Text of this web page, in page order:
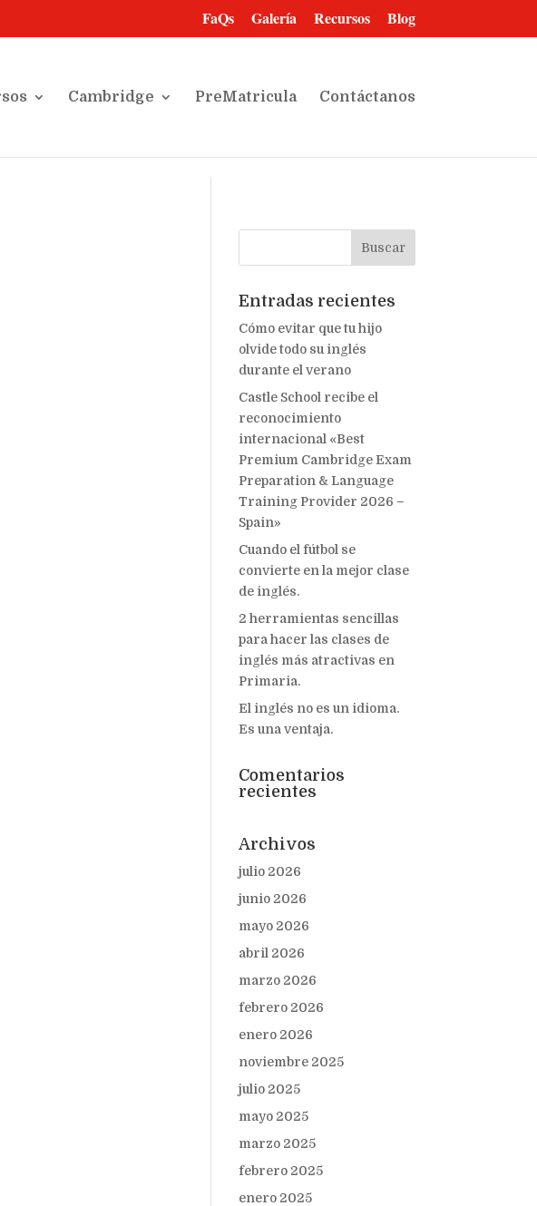
FaQs Galería Recursos Blog
Cambridge PreMatricula Contáctanos
Entradas recientes
Cómo evitar que tu hijo
olvide todo su inglés
durante el verano
Castle School recibe el
reconocimiento
internacional «Best
Premium Cambridge Exam
Preparation & Language
Training Provider 2026 –
Spain»
Cuando el fútbol se
convierte en la mejor clase
de inglés.
2 herramientas sencillas
para hacer las clases de
inglés más atractivas en
Primaria.
El inglés no es un idioma.
Es una ventaja.
Comentarios
recientes
Archivos
julio 2026
junio 2026
mayo 2026
abril 2026
marzo 2026
febrero 2026
enero 2026
noviembre 2025
julio 2025
mayo 2025
marzo 2025
febrero 2025
enero 2025